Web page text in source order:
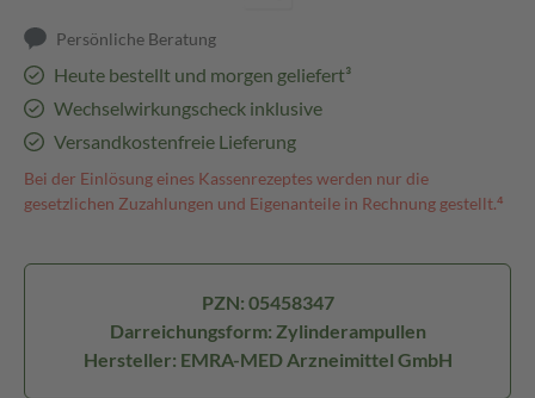
Persönliche Beratung
Heute bestellt und morgen geliefert³
Wechselwirkungscheck inklusive
Versandkostenfreie Lieferung
Bei der Einlösung eines Kassenrezeptes werden nur die
gesetzlichen Zuzahlungen und Eigenanteile in Rechnung gestellt.⁴
PZN: 05458347
Darreichungsform: Zylinderampullen
Hersteller: EMRA-MED Arzneimittel GmbH